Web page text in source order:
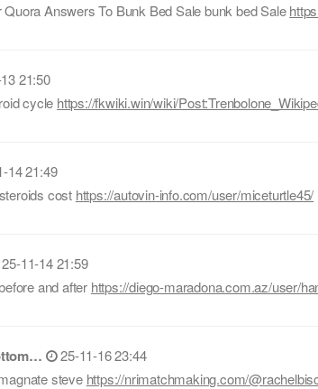
Quora Answers To Bunk Bed Sale bunk bed Sale
21:50
cycle https://fkwiki.win/wiki/
14 21:49
cost https://autovin-info.com/user/miceturtle45/
25-11-14 21:59
and after https://diego-maradona.com.az/user/
25-11-16 23:44
steve https://nrimatchmaking.com/